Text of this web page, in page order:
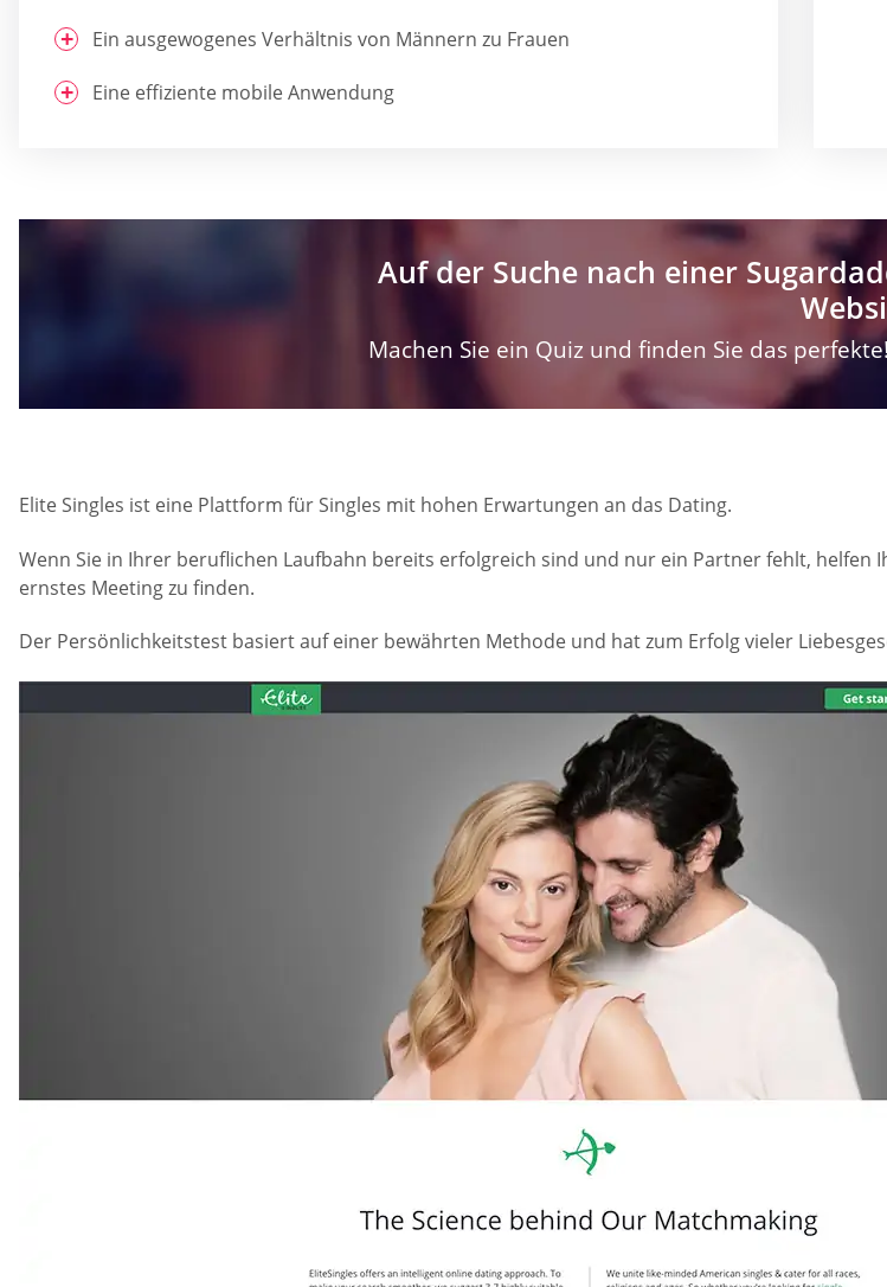
Ein ausgewogenes Verhältnis von Männern zu Frauen
Eine effiziente mobile Anwendung
Auf der Suche nach einer
Machen Sie ein Quiz und finden Sie das
Elite Singles ist eine Plattform für Singles mit hohen Erwartungen an das Dating.
Wenn Sie in Ihrer beruflichen Laufbahn bereits erfolgreich sind und nur ein Partner fehlt, helfen
ernstes Meeting zu finden.
Der Persönlichkeitstest basiert auf einer bewährten Methode und hat zum Erfolg vieler